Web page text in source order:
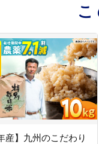
産】九州のこだわり